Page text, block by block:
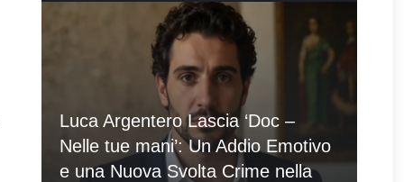
Luca Argentero Lascia ‘Doc –
Nelle tue mani’: Un Addio Emotivo
e una Nuova Svolta Crime nella